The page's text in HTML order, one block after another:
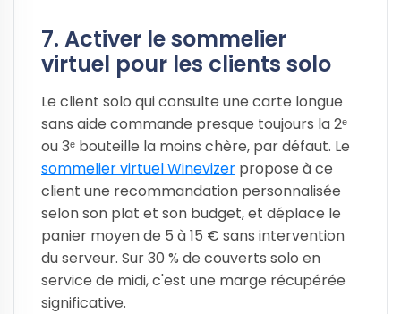
7. Activer le sommelier
virtuel pour les clients solo
Le client solo qui consulte une carte longue
sans aide commande presque toujours la 2ᵉ
ou 3ᵉ bouteille la moins chère, par défaut. Le
sommelier virtuel Winevizer propose à ce
client une recommandation personnalisée
selon son plat et son budget, et déplace le
panier moyen de 5 à 15 € sans intervention
du serveur. Sur 30 % de couverts solo en
service de midi, c'est une marge récupérée
significative.